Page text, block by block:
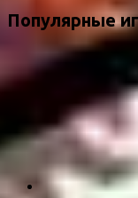
Популярные